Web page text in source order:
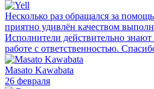
Несколько раз обращался за
приятно удивлён качеством
Исполнители действительно знают
работе с ответственностью.
Masato Kawabata
26 февраля